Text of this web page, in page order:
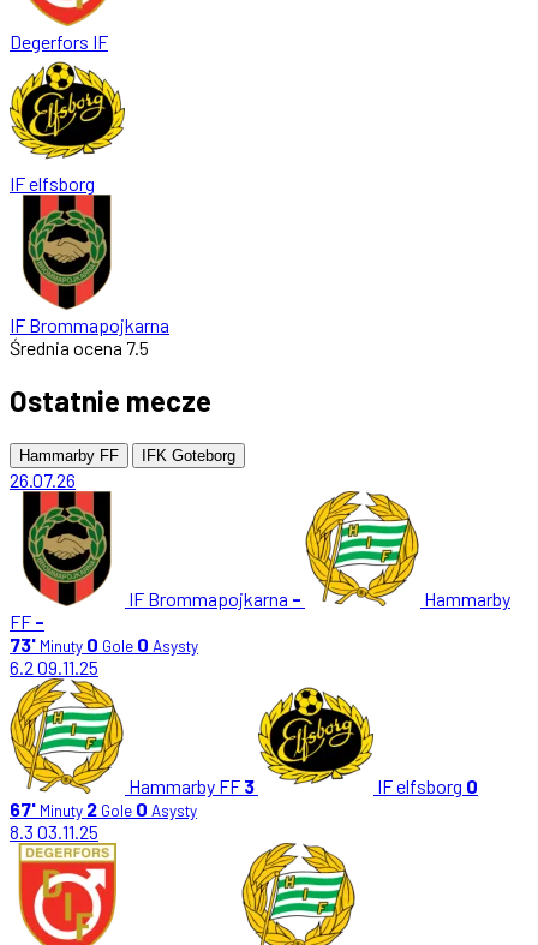
Degerfors IF
IF elfsborg
IF Brommapojkarna
Średnia ocena 7.5
Ostatnie mecze
Hammarby FF IFK Goteborg
26.07.26
IF Brommapojkarna -
Hammarby
FF -
73' Minuty 0 Gole 0 Asysty
6.2 09.11.25
Hammarby FF 3 IF elfsborg 0
67' Minuty 2 Gole 0 Asysty
8.3 03.11.25